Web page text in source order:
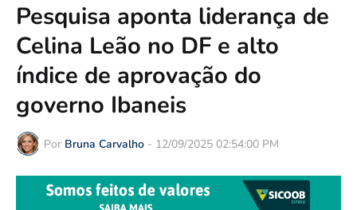
Pesquisa aponta liderança de
Celina Leão no DF e alto
índice de aprovação do
governo Ibaneis
Por Bruna Carvalho - 12/09/2025 02:54:00 PM